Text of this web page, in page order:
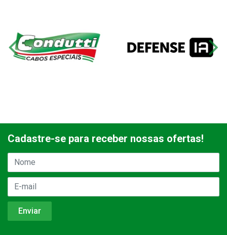
Cadastre-se para receber nossas ofertas!